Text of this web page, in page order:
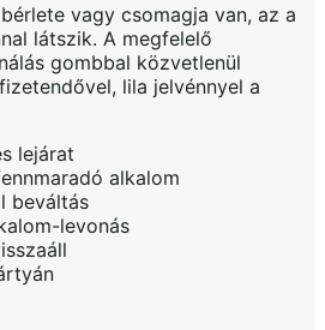
vagy csomagja van, az a
látszik. A megfelelő
gombbal közvetlenül
lila jelvénnyel a
lejárat
alkalom
beváltás
levonás